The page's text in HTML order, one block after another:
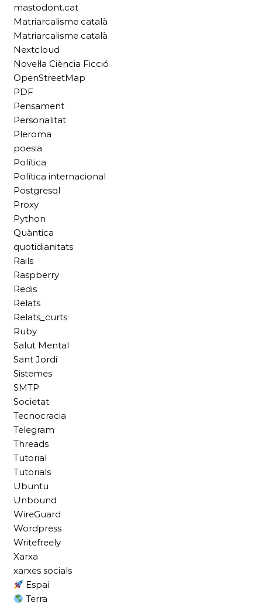
mastodont.cat
Matriarcalisme català
Matriarcalisme català
Nextcloud
Novel·la Ciència Ficció
OpenStreetMap
PDF
Pensament
Personalitat
Pleroma
poesia
Política
Política internacional
Postgresql
Proxy
Python
Quàntica
quotidianitats
Rails
Raspberry
Redis
Relats
Relats_curts
Ruby
Salut Mental
Sant Jordi
Sistemes
SMTP
Societat
Tecnocracia
Telegram
Threads
Tutorial
Tutorials
Ubuntu
Unbound
WireGuard
Wordpress
Writefreely
Xarxa
xarxes socials
Espai
Terra